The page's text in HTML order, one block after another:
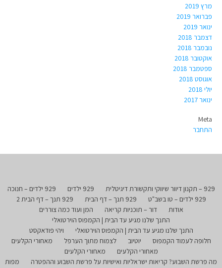
מרץ 2019
פברואר 2019
ינואר 2019
דצמבר 2018
נובמבר 2018
אוקטובר 2018
ספטמבר 2018
אוגוסט 2018
יולי 2018
ינואר 2017
Meta
התחבר
929 – תקנון דיוור שיווקי ותקשורת דיגיטלית 929 ילדים
929 ילדים – חנוכה
929 ילדים – טו בשב"ט
929 תנך – דף הבית
929 תנך – דף הבית 2
אודות
דור – תוכניות קריאה
המן ועוד כמה צוררים
התנך שלנו מגיע עד הבית | הקמפוס הוירטואלי
התנך שלנו מגיע עד הבית | הקמפוס הוירטואלי
ויהי פודאקסט
חלופה לעמוד הקמפוס
יוטיוב לצמוח מתוך הערפל
מאחורי הקלעים
מאחורי הקלעים
מאחורי הקלעים
מה פרשת השבוע? קריאות ישראליות ואישיות על פרשת השבוע וההפטרה
מפות